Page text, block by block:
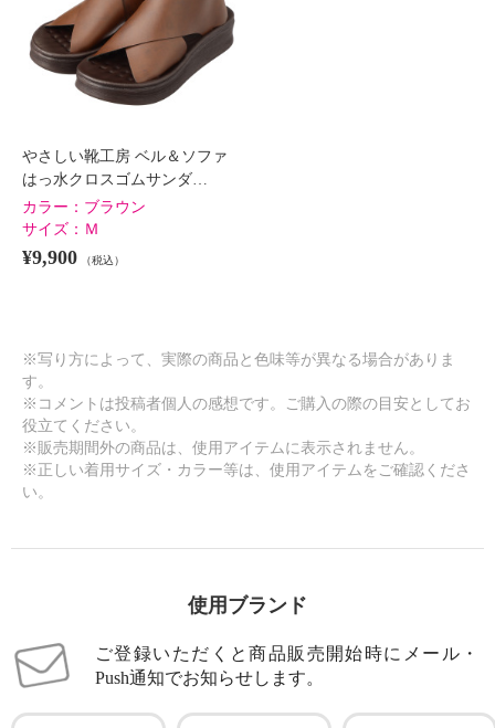
やさしい靴工房 ベル＆ソファ
はっ水クロスゴムサンダ…
カラー： ブラウン
サイズ： Ｍ
¥9,900 （税込）
※写り方によって、実際の商品と色味等が異なる場合がありま
す。
※コメントは投稿者個人の感想です。ご購入の際の目安としてお
役立てください。
※販売期間外の商品は、使用アイテムに表示されません。
※正しい着用サイズ・カラー等は、使用アイテムをご確認くださ
い。
使用ブランド
ご登録いただくと商品販売開始時にメール・
Push通知でお知らせします。